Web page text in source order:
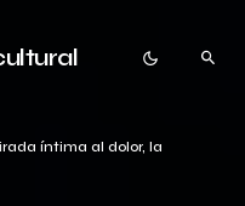
íntima al dolor, la